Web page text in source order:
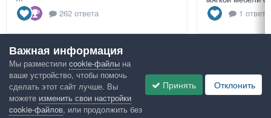
262 ответа
1 ответ
Посмотреть всё
Google рекомендует
Важная информация
Мы разместили cookie-файлы на
ваше устройство, чтобы помочь
сделать этот сайт лучше. Вы
можете изменить свои настройки
cookie-файлов, или продолжить без
Принять Отклонить